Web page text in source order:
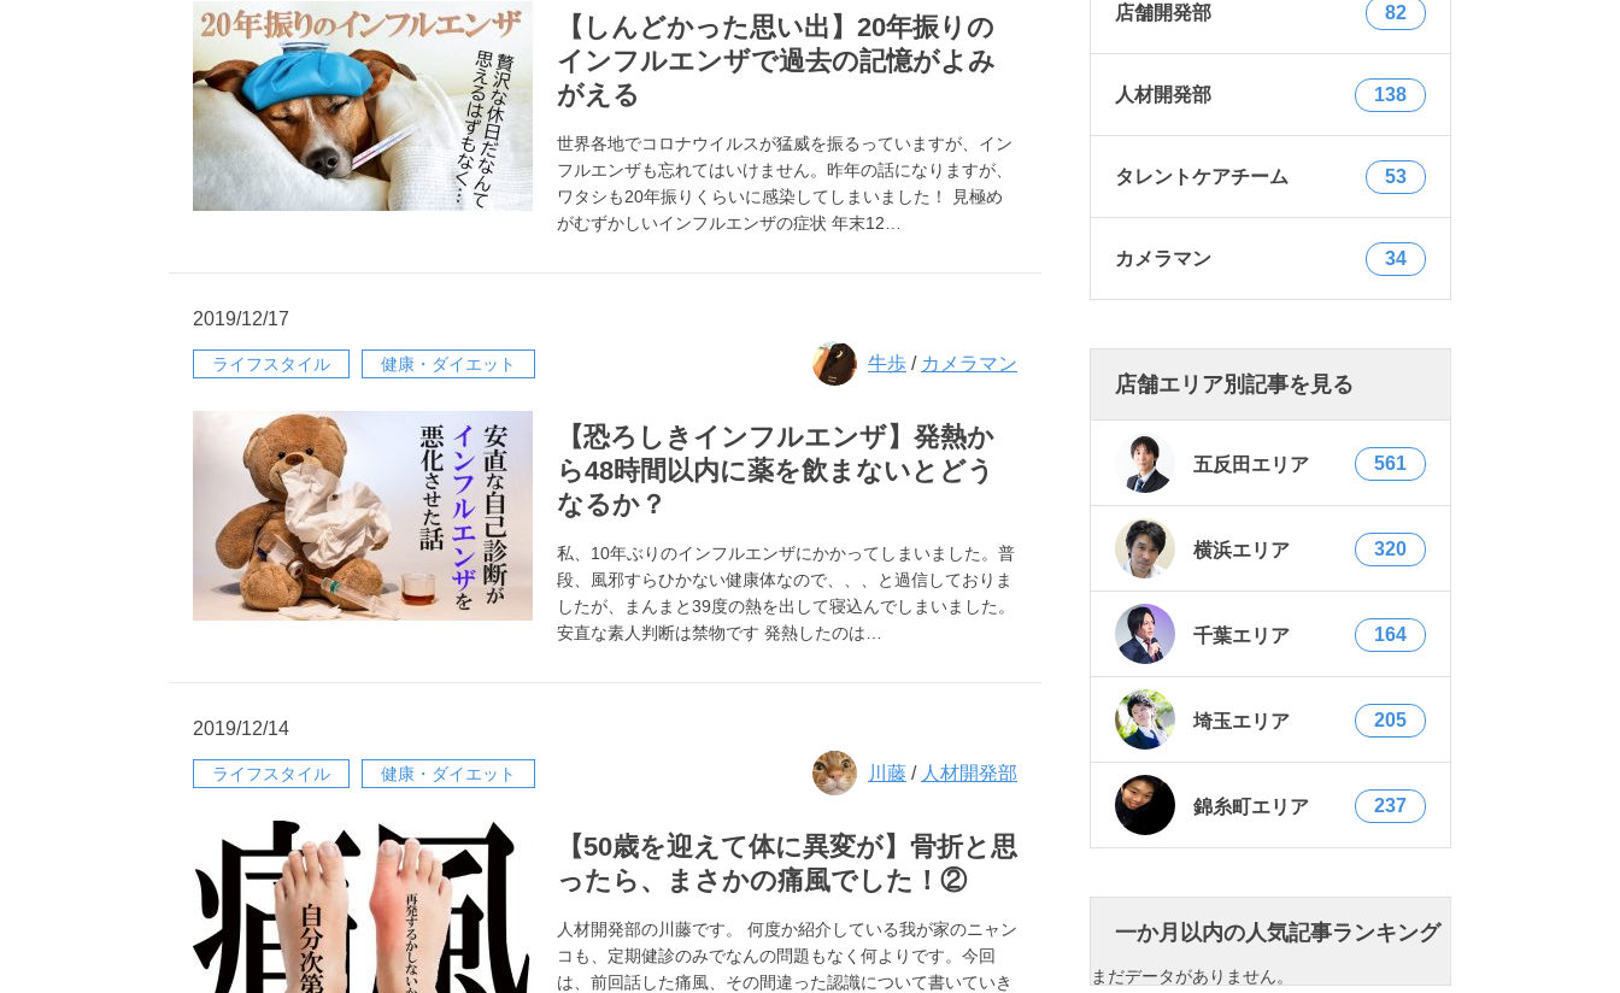
【しんどかった思い出】20年振りの
インフルエンザで過去の記憶がよみ
がえる
世界各地でコロナウイルスが猛威を振るっていますが、イン
フルエンザも忘れてはいけません。昨年の話になりますが、
ワタシも20年振りくらいに感染してしまいました！ 見極め
がむずかしいインフルエンザの症状 年末12…
2019/12/17
ライフスタイル 健康・ダイエット 牛歩 / カメラマン
【恐ろしきインフルエンザ】発熱か
ら48時間以内に薬を飲まないとどう
なるか？
私、10年ぶりのインフルエンザにかかってしまいました。普
段、風邪すらひかない健康体なので、、、と過信しておりま
したが、まんまと39度の熱を出して寝込んでしまいました。
安直な素人判断は禁物です 発熱したのは…
2019/12/14
ライフスタイル 健康・ダイエット 川藤 / 人材開発部
【50歳を迎えて体に異変が】骨折と思
ったら、まさかの痛風でした！②
人材開発部の川藤です。 何度か紹介している我が家のニャン
コも、定期健診のみでなんの問題もなく何よりです。今回
は、前回話した痛風、その間違った認識について書いていき
店舗開発部 82
人材開発部 138
タレントケアチーム 53
カメラマン 34
店舗エリア別記事を見る
五反田エリア 561
横浜エリア 320
千葉エリア 164
埼玉エリア 205
錦糸町エリア 237
一か月以内の人気記事ランキング
まだデータがありません。